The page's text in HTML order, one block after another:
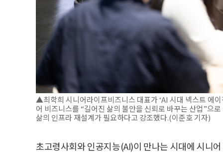
▲최학희 시니어라이프비즈니스 대표가 ‘AI 시대 넥스트 에
어 비즈니스를 “길어진 삶의 불안을 신뢰로 바꾸는 산업”으
삶의 인프라 재설계가 필요하다고 강조했다.(이준호 기자)
초고령사회와 인공지능(AI)이 만나는 시대에 시니